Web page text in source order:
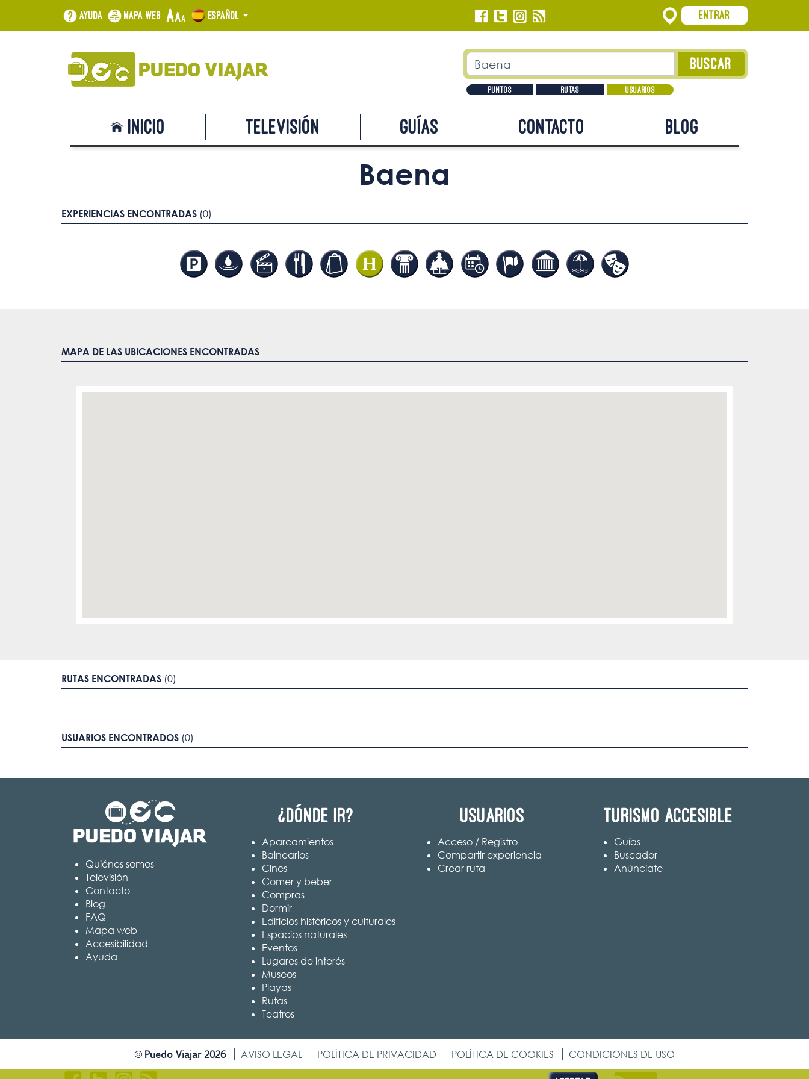
Ayuda Mapa web Español Entrar
Puntos Rutas Usuarios
Inicio Televisión Guías Contacto Blog
Baena
EXPERIENCIAS ENCONTRADAS (0)
MAPA DE LAS UBICACIONES ENCONTRADAS
RUTAS ENCONTRADAS (0)
USUARIOS ENCONTRADOS (0)
Quiénes somos
Televisión
Contacto
Blog
FAQ
Mapa web
Accesibilidad
Ayuda
¿Dónde ir?
Aparcamientos
Balnearios
Cines
Comer y beber
Compras
Dormir
Edificios históricos y culturales
Espacios naturales
Eventos
Lugares de interés
Museos
Playas
Rutas
Teatros
Usuarios
Acceso / Registro
Compartir experiencia
Crear ruta
Turismo accesible
Guías
Buscador
Anúnciate
© Puedo Viajar 2026 AVISO LEGAL POLÍTICA DE PRIVACIDAD POLÍTICA DE COOKIES CONDICIONES DE USO